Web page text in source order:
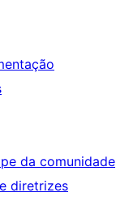
da comunidade
diretrizes